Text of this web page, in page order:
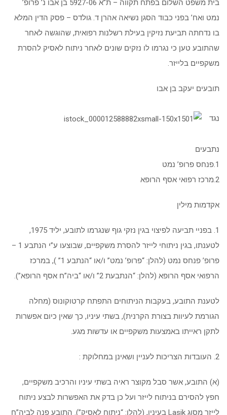
בית משפט השלום בפתח תקווה – ת”א 5927-06 בן אבו נ’ פרופ’
נמט ואח’ בפני כבוד הסגן נשיאה אהרן ד. גולדס – פסק הדין המלא
בו נדחתה תביעת נזיקין בעילת רשלנות רפואית, שהוגשה לאחר
שהתובע טען כי נגרמו לו נזקים שונים לאחר ניתוח לאסיק להסרת
משקפיים בלייזר.
תובעים יעקב בן אבו
נגד
נתבעים
1.פנחס פרופ’ נמט
2.מרכז רפואי אסף הרופא
אקדמות מילין
1. בפניי תביעה לפיצוי בגין נזקי גוף שנגרמו לתובע, יליד 1975,
לטענתו, בגין ניתוחי לייזר להסרת משקפיים, שבוצעו ע”י הנתבע 1 –
פרופ’ פנחס נמט (להלן: “פרופ’ נמט” ו/או “הנתבע 1” ), במרכז
הרפואי אסף הרופא (להלן: “הנתבעת 2” ו/או “ביה”ח אסף הרופא”).
לטענת התובע, בעקבות הניתוחים התפתח קרטוקונוס (מחלה
הגורמת לעיוות בצורת הקרנית), בשתי עיניו, כך שאין כיום אפשרות
לתקן ראייתו באמצעות משקפיים או עדשות מגע.
2. העובדות הצריכות לעניין ושאינן במחלוקת :
(א) התובע, אשר סבל מקוצר ראיה בשתי עיניו והרכיב משקפיים,
חפץ להסירם בניתוח לייזר ועל כן בדק את האפשרות לבצע ניתוח
לייזר מסוג Lasik בעיניו, (להלן: “ניתוח לאסיק”). התובע פנה לביה”ח